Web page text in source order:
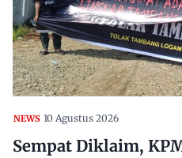
NEWS 10 Agustus 2026
Sempat Diklaim,